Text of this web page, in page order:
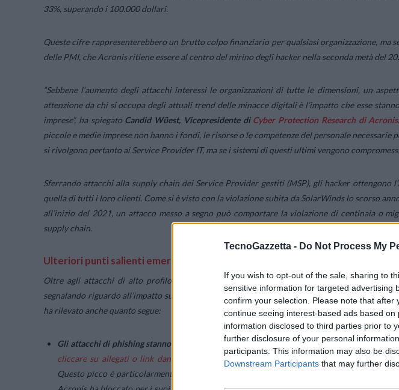
TecnoGazzetta - Do Not Process My
If you wish to opt-out of the sale, sharing to
sensitive information for targeted advertising
confirm your selection. Please note that
continue seeing interest-based ads based
information disclosed to third parties prior to
further disclosure of your personal
participants. This information may also be
Downstream Participants that may further
33%, superando i 100.000 dollari.
Queste cifre rappresenterebbero un brutto colpo finanziario per qualsiasi organizzazione, ma
delle PMI, che Acronis ritiene essere al centro del mirino degli hacker nella seconda metà del
“Sebbene l’aumento degli attacchi interessi le organizzazioni di tutte le dimensioni, un
attenzione da chi si occupa degli attuali trend delle minacce digitali è l’impatto che esse
imprese”, ha spiegato Candid Wüest, Vicepresidente di Cyber Protection Research di Acronis.
piccole e medie imprese non hanno i fondi, le risorse o le competenze del personale necessarie
si rivolgono pertanto ai Service Provider IT, ma se i sistemi di questi ultimi vengono
Sferrando attacchi alla supply chain dei Service Provider gestiti (MSP), gli hacker ottengono
quella di tutti i loro clienti. Come si è visto con la violazione subita da SolarWinds lo scorso
all’inizio del 2021, un attacco messo a segno può comportare la violazione di centinaia o
supply chain.
Ulteriori punti salienti emersi dal report
Oltre agli attacchi di alto profilo che hanno dominato i titoli dei giornali durante gli
segnalando riguardo all’impatto sugli MSP e le piccole imprese, l’edizione di metà anno del
ha rilevato anche quanto segue:
Gli attacchi di phishing stanno dilagando. In seguito all’uso di tecniche di social
cliccare su allegati o link dannosi
, le e-mail di phishing sono aumentate del62% tra il
Questo picco è particolarmente preoccupante poiché il 94% del malware viene introdotto